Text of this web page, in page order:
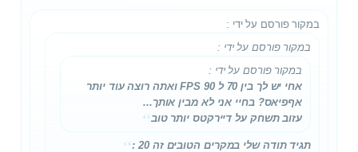
במקור פורסם על ידי :
במקור פורסם על ידי :
במקור פורסם על ידי :
אחי יש לך בין 70 ל 90 FPS ואתה רוצה עוד יותר
אףפיאס? בחיי אני לא מבין אותך...
עזוב תשחק על דיירקטס יותר טוב
תגיד תודה שלי במקרים הטובים זה 20 :